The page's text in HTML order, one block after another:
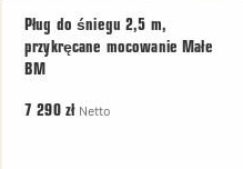
Pług do śniegu 2,5 m,
przykręcane mocowanie Małe
BM
7 290 zł Netto